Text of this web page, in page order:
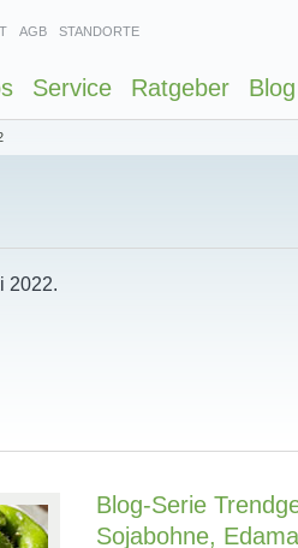
AGB STANDORTE
Service Ratgeber Blog
2022.
Blog-Serie
Sojabohne,